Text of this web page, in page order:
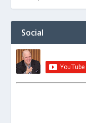
Social